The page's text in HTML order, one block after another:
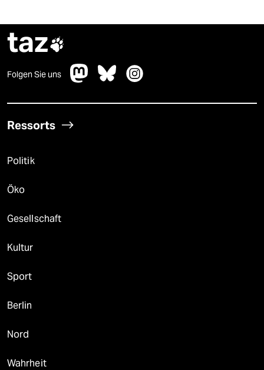
taz
Folgen Sie uns
Ressorts
Politik
Öko
Gesellschaft
Kultur
Sport
Berlin
Nord
Wahrheit